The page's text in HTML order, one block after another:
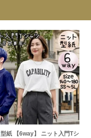
型紙 【6way】 ニット入門Tシ